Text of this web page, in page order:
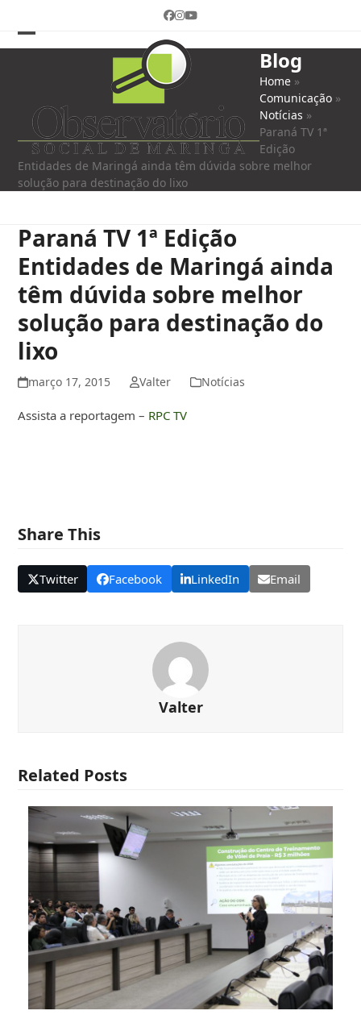
Facebook
Instagram
YouTube
Open
menu
Close
menu
Blog
Home »
Comunicação »
Notícias »
Paraná TV 1ª
Edição
Entidades de Maringá ainda têm dúvida sobre melhor
solução para destinação do lixo
Paraná TV 1ª Edição
Entidades de Maringá ainda
têm dúvida sobre melhor
solução para destinação do
lixo
março 17, 2015 Valter Notícias
Assista a reportagem – RPC TV
Share This
Twitter Facebook LinkedIn Email
Valter
Related Posts